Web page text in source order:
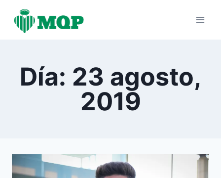
contenido
Día: 23 agosto,
2019